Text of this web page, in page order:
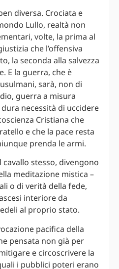
diversa. Crociata e
Lullo, realtà non
volte, la prima al
che l’offensiva
la seconda alla salvezza
E la guerra, che è
sarà, non di
guerra a misura
necessità di uccidere
Cristiana che
e che la pace resta
prenda le armi.
cavallo stesso, divengono
meditazione mistica –
o di verità della fede,
interiore da
al proprio stato.
pacifica della
pensata non già per
e circoscrivere la
i pubblici poteri erano